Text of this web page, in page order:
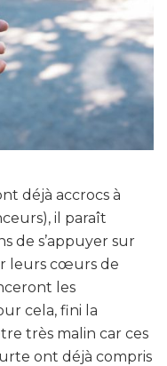
déjà accrocs à
il paraît
de s’appuyer sur
leurs cœurs de
les
cela, fini la
très malin car ces
ont déjà compris